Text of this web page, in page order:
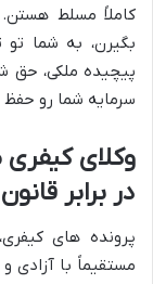
کاملاً مسلط هستن.
بگیرن، به شما
پیچیده ملکی، حق
سرمایه شما رو
وکلای کیفری
در برابر قانون
پرونده های
مستقیماً با آزادی